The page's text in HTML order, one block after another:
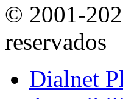
© 2001-
reservados
Dialnet